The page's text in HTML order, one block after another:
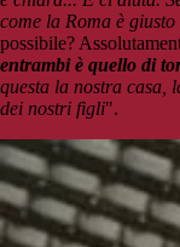
come la Roma è
possibile?
entrambi è quello di
questa la nostra casa,
dei nostri figli".